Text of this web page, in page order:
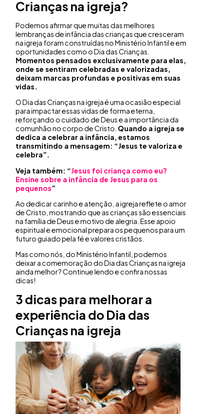
Crianças na igreja?
Podemos afirmar que muitas das melhores
lembranças de infância das crianças que cresceram
na igreja foram construídas no Ministério Infantil e em
oportunidades como o Dia das Crianças.
Momentos pensados exclusivamente para elas,
onde se sentiram celebradas e valorizadas,
deixam marcas profundas e positivas em suas
vidas.
O Dia das Crianças na igreja é uma ocasião especial
para impactar essas vidas de forma eterna,
reforçando o cuidado de Deus e a importância da
comunhão no corpo de Cristo. Quando a igreja se
dedica a celebrar a infância, estamos
transmitindo a mensagem: “Jesus te valoriza e
celebra”.
Veja também: “Jesus foi criança como eu?
Ensine sobre a infância de Jesus para os
pequenos”
Ao dedicar carinho e atenção, a igreja reflete o amor
de Cristo, mostrando que as crianças são essenciais
na família de Deus e motivo de alegria. Esse apoio
espiritual e emocional prepara os pequenos para um
futuro guiado pela fé e valores cristãos.
Mas como nós, do Ministério Infantil, podemos
deixar a comemoração do Dia das Crianças na igreja
ainda melhor? Continue lendo e confira nossas
dicas!
3 dicas para melhorar a
experiência do Dia das
Crianças na igreja